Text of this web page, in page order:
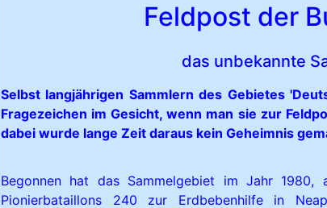
Feldpost der
das unbekannte
Selbst langjährigen Sammlern des Gebietes
Fragezeichen im Gesicht, wenn man sie zur
dabei wurde lange Zeit daraus kein Geheimnis
Begonnen hat das Sammelgebiet im Jahr 1980,
Pionierbataillons 240 zur Erdbebenhilfe in